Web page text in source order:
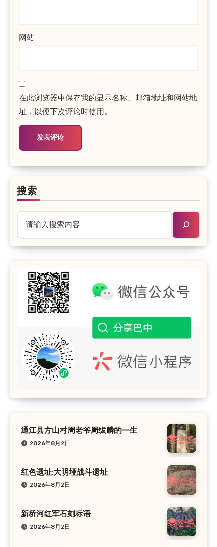
网站
在此浏览器中保存我的显示名称、邮箱地址和网站地
址，以便下次评论时使用。
搜索
通江县方山村周老爷周绂麟的一生
2026年8月2日
红色遗址:大明垭战斗遗址
2026年8月2日
新桥河红军石刻标语
2026年8月2日